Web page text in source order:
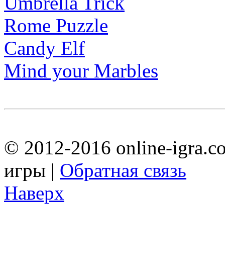
Rome Puzzle
Candy Elf
Mind your Marbles
© 2012-2016 online-
игры | Обратная связь
Наверх